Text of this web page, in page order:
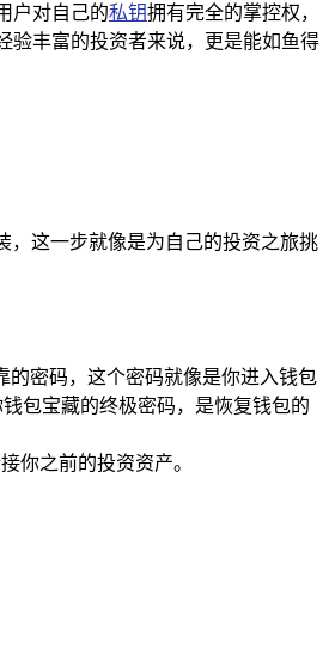
户对自己的私钥拥有完全的掌控权，
验丰富的投资者来说，更是能如鱼得
，这一步就像是为自己的投资之旅挑
的密码，这个密码就像是你进入钱包
包宝藏的终极密码，是恢复钱包的
你之前的投资资产。